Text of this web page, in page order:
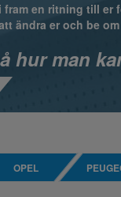
en ritning till
ändra er och be
hur man
OPEL